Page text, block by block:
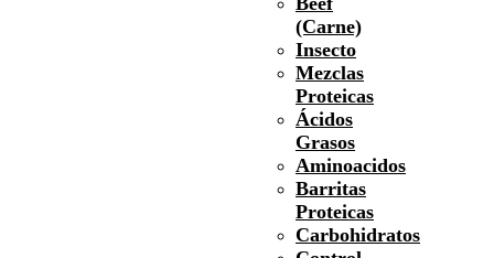
(Carne)
Insecto
Mezclas
Proteicas
Ácidos
Grasos
Aminoacidos
Barritas
Proteicas
Carbohidratos